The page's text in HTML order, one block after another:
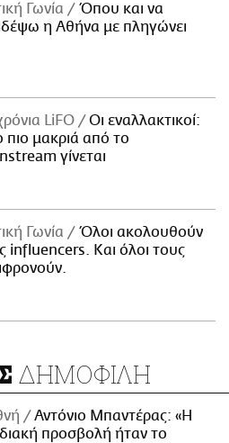
Γωνία
Όπου και να
η Αθήνα με πληγώνει
LiFO
Οι εναλλακτικοί:
μακριά από το
γίνεται
Γωνία
Όλοι ακολουθούν
influencers. Και όλοι τους
ΔΗΜΟΦΙΛΗ
Αντόνιο Μπαντέρας: «Η
προσβολή ήταν το